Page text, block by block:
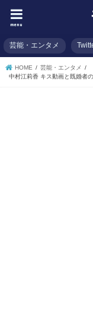
menu
芸能・エンタメ
HOME
芸能・エンタメ
中村江莉香 キス動画と既婚者